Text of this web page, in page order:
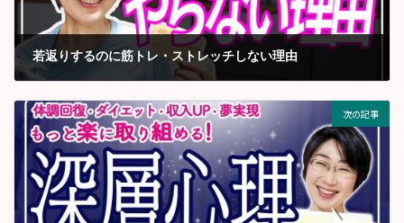
若返りするのに筋トレ・ストレッチしない理由
次の記事